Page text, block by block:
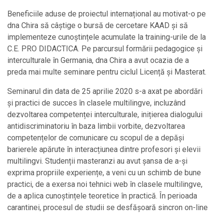
Beneficiile aduse de proiectul internațional au motivat-o pe
dna Chira să câștige o bursă de cercetare KAAD și să
implementeze cunoștințele acumulate la training-urile de la
C.E. PRO DIDACTICA. Pe parcursul formării pedagogice și
interculturale în Germania, dna Chira a avut ocazia de a
preda mai multe seminare pentru ciclul Licență și Masterat.
Seminarul din data de 25 aprilie 2020 s-a axat pe abordări
și practici de succes în clasele multilingve, incluzând
dezvoltarea competenței interculturale, inițierea dialogului
antidiscriminatoriu în baza limbii vorbite, dezvoltarea
competențelor de comunicare cu scopul de a depăși
barierele apărute în interacțiunea dintre profesori și elevii
multilingvi. Studenții masteranzi au avut șansa de a-și
exprima propriile experiențe, a veni cu un schimb de bune
practici, de a exersa noi tehnici web în clasele multilingve,
de a aplica cunoștințele teoretice în practică. În perioada
carantinei, procesul de studii se desfășoară sincron on-line